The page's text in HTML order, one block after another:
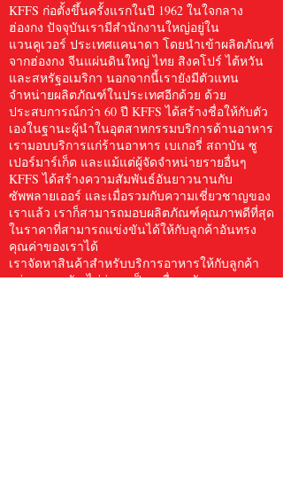
KFFS ก่อตั้งขึ้นครั้งแรกในปี 1962 ในใจกลาง
ฮ่องกง ปัจจุบันเรามีสำนักงานใหญ่อยู่ใน
แวนคูเวอร์ ประเทศแคนาดา โดยนำเข้าผลิตภัณฑ์
จากฮ่องกง จีนแผ่นดินใหญ่ ไทย สิงคโปร์ ไต้หวัน
และสหรัฐอเมริกา นอกจากนี้เรายังมีตัวแทน
จำหน่ายผลิตภัณฑ์ในประเทศอีกด้วย ด้วย
ประสบการณ์กว่า 60 ปี KFFS ได้สร้างชื่อให้กับตัว
เองในฐานะผู้นำในอุตสาหกรรมบริการด้านอาหาร
เรามอบบริการแก่ร้านอาหาร เบเกอรี่ สถาบัน ซู
เปอร์มาร์เก็ต และแม้แต่ผู้จัดจำหน่ายรายอื่นๆ
KFFS ได้สร้างความสัมพันธ์อันยาวนานกับ
ซัพพลายเออร์ และเมื่อรวมกับความเชี่ยวชาญของ
เราแล้ว เราก็สามารถมอบผลิตภัณฑ์คุณภาพดีที่สุด
ในราคาที่สามารถแข่งขันได้ให้กับลูกค้าอันทรง
คุณค่าของเราได้
เราจัดหาสินค้าสำหรับบริการอาหารให้กับลูกค้า
อย่างครบครัน ไม่ว่าจะเป็นเครื่องครัว กระดาษ